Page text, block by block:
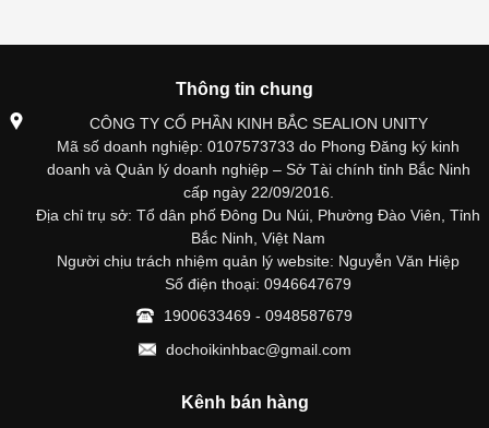
Thông tin chung
CÔNG TY CỔ PHẦN KINH BẮC SEALION UNITY
Mã số doanh nghiệp: 0107573733 do Phong Đăng ký kinh
doanh và Quản lý doanh nghiệp – Sở Tài chính tỉnh Bắc Ninh
cấp ngày 22/09/2016.
Địa chỉ trụ sở: Tổ dân phố Đông Du Núi, Phường Đào Viên, Tỉnh
Bắc Ninh, Việt Nam
Người chịu trách nhiệm quản lý website: Nguyễn Văn Hiệp
Số điện thoại: 0946647679
1900633469 - 0948587679
dochoikinhbac@gmail.com
Kênh bán hàng